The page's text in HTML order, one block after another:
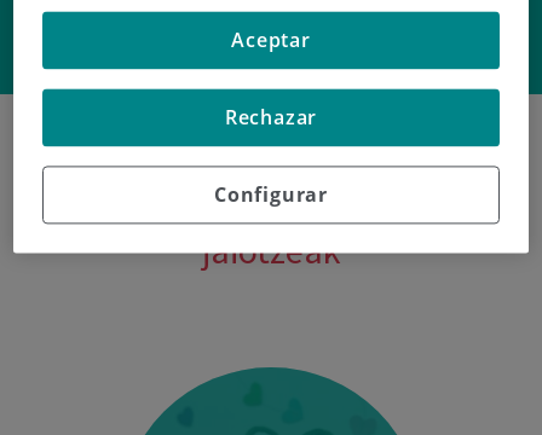
Facebook Twitter
Poliklinika Gipuzkoako azken
jaiotzeak
Configurar
Rechazar
Aceptar